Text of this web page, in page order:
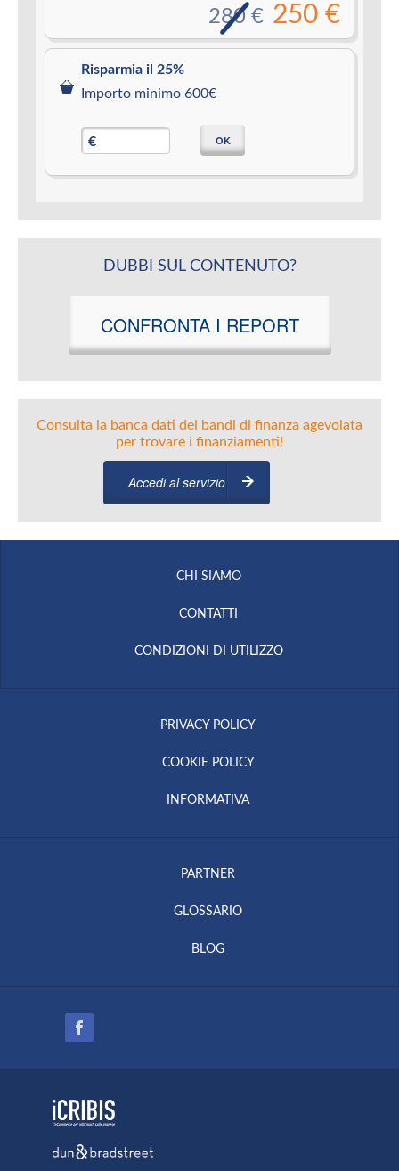
250 €
280 €
Risparmia il 25%
Importo minimo 600€
€ OK
DUBBI SUL CONTENUTO?
CONFRONTA I REPORT
Consulta la banca dati dei bandi di finanza agevolata
per trovare i finanziamenti!
Accedi al servizio
CHI SIAMO
CONTATTI
CONDIZIONI DI UTILIZZO
PRIVACY POLICY
COOKIE POLICY
INFORMATIVA
PARTNER
GLOSSARIO
BLOG